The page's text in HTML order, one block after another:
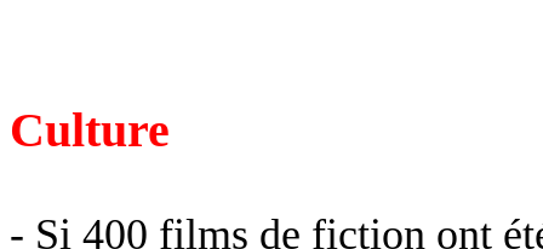
Culture
- Si 400 films de fiction ont